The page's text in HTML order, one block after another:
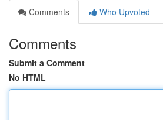
Comments
Who Upvoted
Comments
Submit a Comment
No HTML